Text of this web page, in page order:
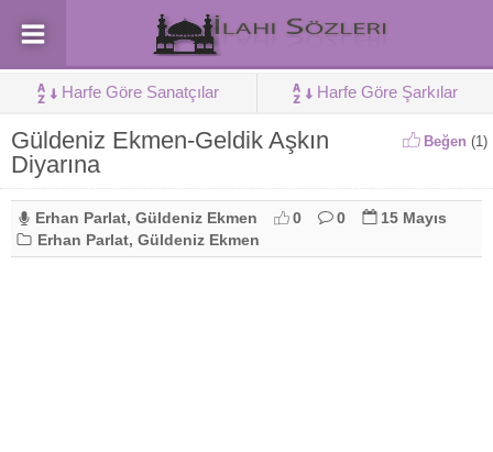
Harfe Göre Sanatçılar Harfe Göre Şarkılar
Güldeniz Ekmen-Geldik Aşkın
Diyarına
Beğen (1)
Erhan Parlat, Güldeniz Ekmen 0 0
15 Mayıs
Erhan Parlat, Güldeniz Ekmen